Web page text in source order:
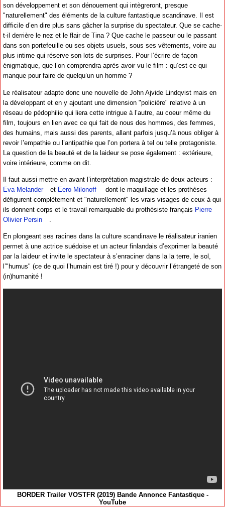
son développement et son dénouement qui intègreront, presque
"naturellement" des éléments de la culture fantastique scandinave. Il est
difficile d’en dire plus sans gâcher la surprise du spectateur. Que se cache-
t-il derrière le nez et le flair de Tina ? Que cache le passeur ou le passant
dans son portefeuille ou ses objets usuels, sous ses vêtements, voire au
plus intime qui réserve son lots de surprises. Pour l’écrire de façon
énigmatique, que l’on comprendra après avoir vu le film : qu’est-ce qui
manque pour faire de quelqu’un un homme ?
Le réalisateur adapte donc une nouvelle de John Ajvide Lindqvist mais en
la développant et en y ajoutant une dimension "policière" relative à un
réseau de pédophilie qui liera cette intrigue à l’autre, au coeur même du
film, toujours en lien avec ce qui fait de nous des hommes, des femmes,
des humains, mais aussi des parents, allant parfois jusqu’à nous obliger à
revoir l’empathie ou l’antipathie que l’on portera à tel ou telle protagoniste.
La question de la beauté et de la laideur se pose également : extérieure,
voire intérieure, comme on dit.
Il faut aussi mettre en avant l’interprétation magistrale de deux acteurs :
Eva Melander
et Eero Milonoff
dont le maquillage et les prothèses
défigurent complètement et "naturellement" les vrais visages de ceux à qui
ils donnent corps et le travail remarquable du prothésiste français Pierre
Olivier Persin
En plongeant ses racines dans la culture scandinave le réalisateur iranien
permet à une actrice suédoise et un acteur finlandais d’exprimer la beauté
par la laideur et invite le spectateur à s’enraciner dans la la terre, le sol,
l’"humus" (ce de quoi l’humain est tiré !) pour y découvrir l’étrangeté de son
(in)humanité !
BORDER Trailer VOSTFR (2019) Bande Annonce Fantastique -
YouTube